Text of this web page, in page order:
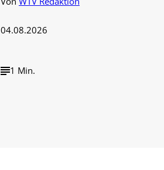
04.08.2026
1 Min.